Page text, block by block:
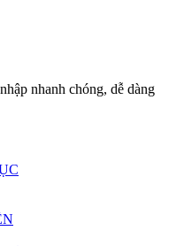
nhanh chóng, dễ dàng